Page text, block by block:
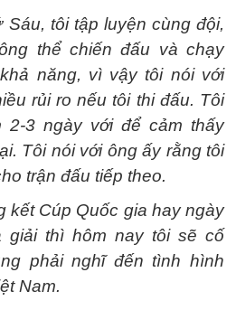
tôi tập luyện cùng đội,
thể chiến đấu và chạy
năng, vì vậy tôi nói với
rủi ro nếu tôi thi đấu. Tôi
2-3 ngày với để cảm thấy
Tôi nói với ông ấy rằng tôi
trận đấu tiếp theo.
kết Cúp Quốc gia hay ngày
giải thì hôm nay tôi sẽ cố
phải nghĩ đến tình hình
Nam.